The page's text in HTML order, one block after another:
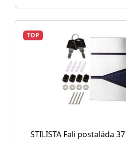
TOP
STILISTA Fali postaláda